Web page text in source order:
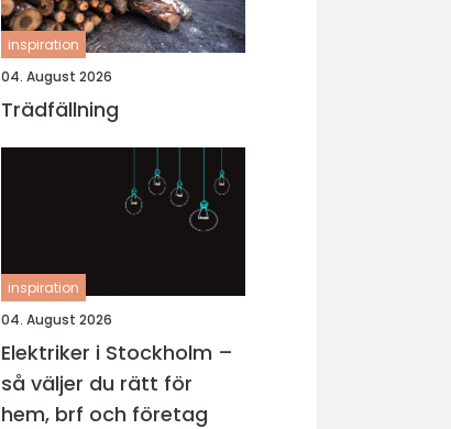
inspiration
04. August 2026
Trädfällning
inspiration
04. August 2026
Elektriker i Stockholm –
så väljer du rätt för
hem, brf och företag